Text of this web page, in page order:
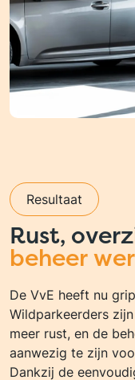
Resultaat
Rust,
beheer
De VvE heeft nu
Wildparkeerders
meer rust, en de
aanwezig te zijn
Dankzij de